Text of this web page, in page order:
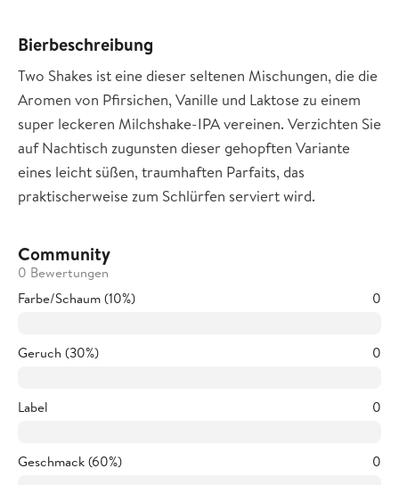
Bierbeschreibung
Two Shakes ist eine dieser seltenen Mischungen, die die
Aromen von Pfirsichen, Vanille und Laktose zu einem
super leckeren Milchshake-IPA vereinen. Verzichten Sie
auf Nachtisch zugunsten dieser gehopften Variante
eines leicht süßen, traumhaften Parfaits, das
praktischerweise zum Schlürfen serviert wird.
Community
0 Bewertungen
Farbe/Schaum (10%)
0
Geruch (30%) 0
Label 0
Geschmack (60%) 0